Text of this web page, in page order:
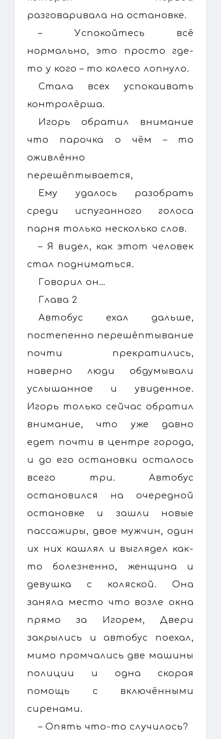
разговаривала на остановке.
– Успокойтесь всё
нормально, это просто где-
то у кого – то колесо лопнуло.
Стала всех успокаивать
контролёрша.
Игорь обратил внимание
что парочка о чём – то
оживлённо
перешёптывается,
Ему удалось разобрать
среди испуганного голоса
парня только несколько слов.
– Я видел, как этот человек
стал подниматься.
Говорил он…
Глава 2
Автобус ехал дальше,
постепенно перешёптывание
почти прекратились,
наверно люди обдумывали
услышанное и увиденное.
Игорь только сейчас обратил
внимание, что уже давно
едет почти в центре города,
и до его остановки осталось
всего три. Автобус
остановился на очередной
остановке и зашли новые
пассажиры, двое мужчин, один
их них кашлял и выглядел как-
то болезненно, женщина и
девушка с коляской. Она
заняла место что возле окна
прямо за Игорем, Двери
закрылись и автобус поехал,
мимо промчались две машины
полиции и одна скорая
помощь с включёнными
сиренами.
– Опять что-то случилось?